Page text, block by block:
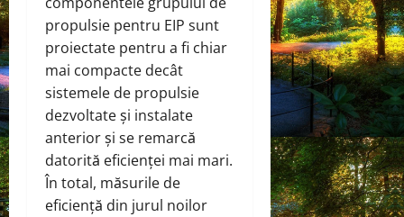
propulsie pentru EIP sunt
proiectate pentru a fi chiar
mai compacte decât
sistemele de propulsie
dezvoltate și instalate
anterior și se remarcă
datorită eficienței mai mari.
În total, măsurile de
eficiență din jurul noilor